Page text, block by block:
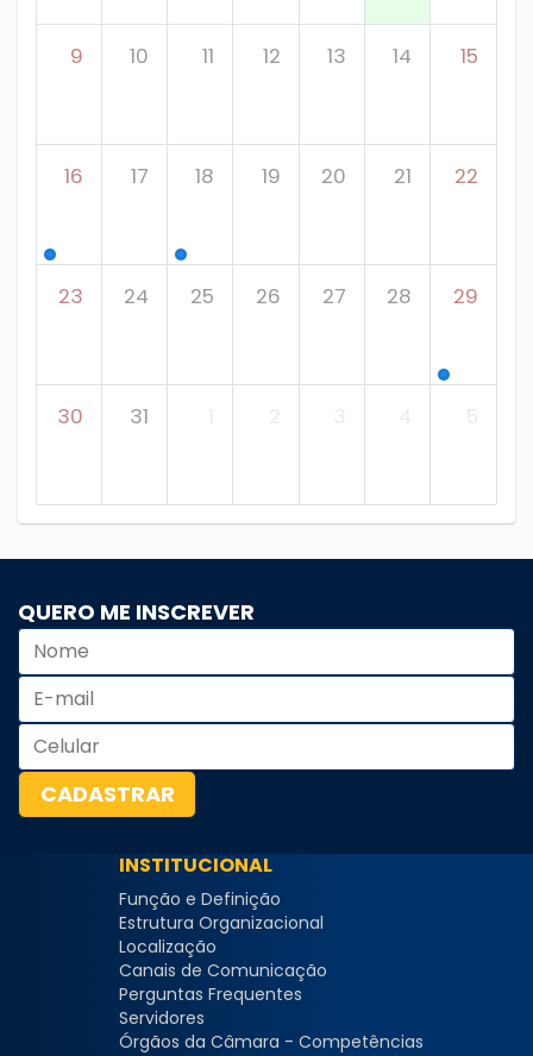
9 10 11 12 13 14 15
16 17 18 19 20 21 22
23 24 25 26 27 28 29
30 31 5
QUERO ME INSCREVER
INSTITUCIONAL
Função e Definição
Estrutura Organizacional
Localização
Canais de Comunicação
Perguntas Frequentes
Servidores
Órgãos da Câmara - Competências